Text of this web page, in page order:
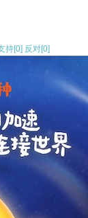
持[0] 反对[0]
持[0] 反对
持